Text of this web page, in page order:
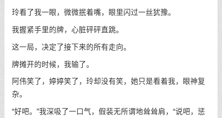
玲看了我一眼，微微抿着嘴，眼里闪过一丝犹豫。
我握紧手里的牌，心脏砰砰直跳。
这一局，决定了接下来的所有走向。
牌摊开的时候，我输了。
阿伟笑了，婷婷笑了，玲却没有笑，她只是看着我，眼神复
杂。
“好吧。”我深吸了一口气，假装无所谓地耸耸肩，“说吧，惩